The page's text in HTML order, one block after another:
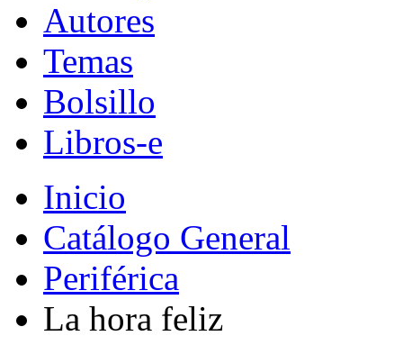
Autores
Temas
Bolsillo
Libros-e
Inicio
Catálogo General
Periférica
La hora feliz